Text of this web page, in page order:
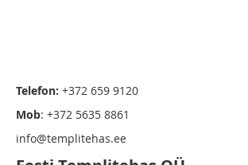
Telefon: +372 659 9120
Mob: +372 5635 8861
info@templitehas.ee